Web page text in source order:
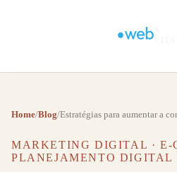
Home/Blog/Estratégias para aumentar a
MARKETING DIGITAL · E-
PLANEJAMENTO DIGITAL